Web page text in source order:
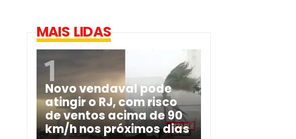
MAIS LIDAS
Novo vendaval pode
atingir o RJ, com risco
de ventos acima de 90
km/h nos próximos dias